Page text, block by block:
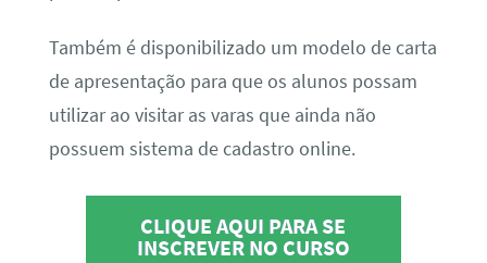
Também é disponibilizado um modelo de carta
de apresentação para que os alunos possam
utilizar ao visitar as varas que ainda não
possuem sistema de cadastro online.
CLIQUE AQUI PARA SE
INSCREVER NO CURSO